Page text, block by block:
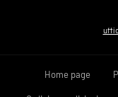
Home page